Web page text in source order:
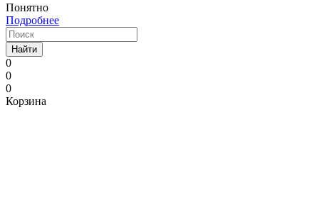
Понятно
Подробнее
Найти
0
0
0
Корзина